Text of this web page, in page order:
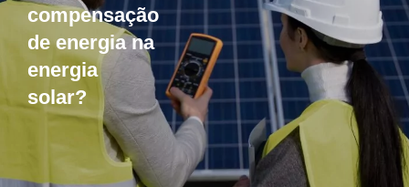
compensação
de energia na
energia
solar?